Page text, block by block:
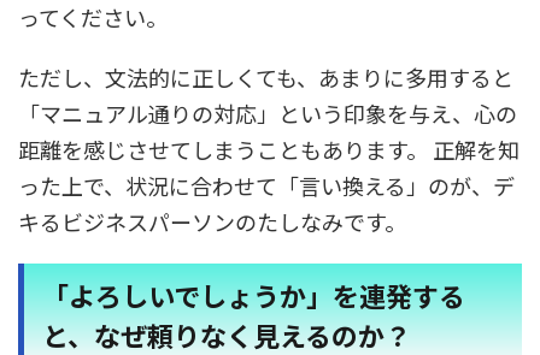
ってください。
ただし、文法的に正しくても、あまりに多用すると
「マニュアル通りの対応」という印象を与え、心の
距離を感じさせてしまうこともあります。 正解を知
った上で、状況に合わせて「言い換える」のが、デ
キるビジネスパーソンのたしなみです。
「よろしいでしょうか」を連発する
と、なぜ頼りなく見えるのか？